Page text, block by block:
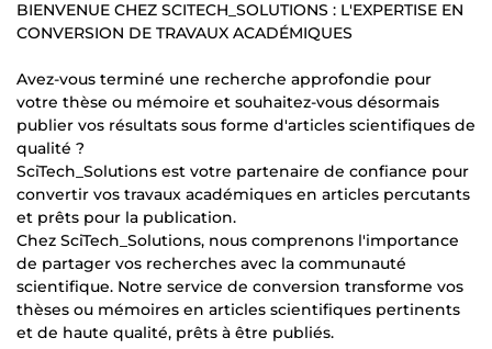
BIENVENUE CHEZ SCITECH_SOLUTIONS : L'EXPERTISE EN
CONVERSION DE TRAVAUX ACADÉMIQUES
Avez-vous terminé une recherche approfondie pour
votre thèse ou mémoire et souhaitez-vous désormais
publier vos résultats sous forme d'articles scientifiques de
qualité ?
SciTech_Solutions est votre partenaire de confiance pour
convertir vos travaux académiques en articles percutants
et prêts pour la publication.
Chez SciTech_Solutions, nous comprenons l'importance
de partager vos recherches avec la communauté
scientifique. Notre service de conversion transforme vos
thèses ou mémoires en articles scientifiques pertinents
et de haute qualité, prêts à être publiés.